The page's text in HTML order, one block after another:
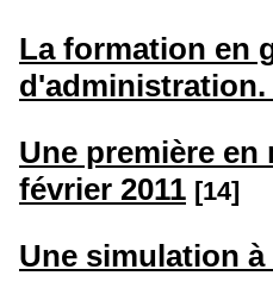
La formation en
d'administration.
Une première
février 2011 [14]
Une simulation à